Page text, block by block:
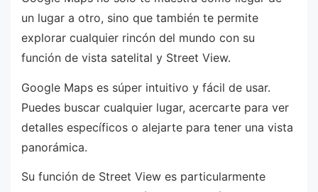
un lugar a otro, sino que también te permite
explorar cualquier rincón del mundo con su
función de vista satelital y Street View.
Google Maps es súper intuitivo y fácil de usar.
Puedes buscar cualquier lugar, acercarte para ver
detalles específicos o alejarte para tener una vista
panorámica.
Su función de Street View es particularmente